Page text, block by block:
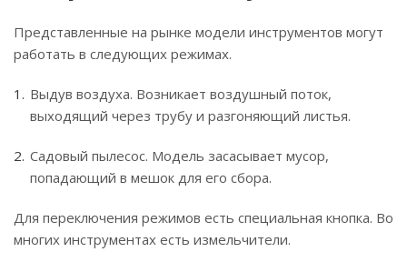
Представленные на рынке модели инструментов могут
работать в следующих режимах.
Выдув воздуха. Возникает воздушный поток,
выходящий через трубу и разгоняющий листья.
Садовый пылесос. Модель засасывает мусор,
попадающий в мешок для его сбора.
Для переключения режимов есть специальная кнопка. Во
многих инструментах есть измельчители.